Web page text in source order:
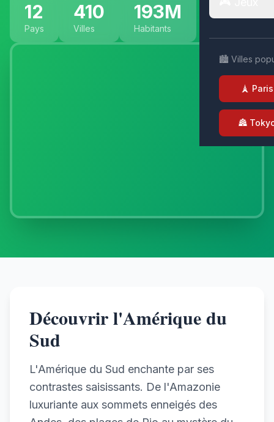
🏙️ Villes
🗼 Paris
🏯
12
Pays
410
Villes
193M
Habitants
Découvrir l'Amérique du
Sud
L'Amérique du Sud enchante par ses
contrastes saisissants. De l'Amazonie
luxuriante aux sommets enneigés des